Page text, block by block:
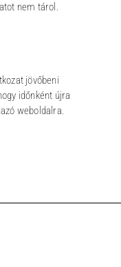
nem tárol.
jövőbeni
időnként újra
weboldalra.